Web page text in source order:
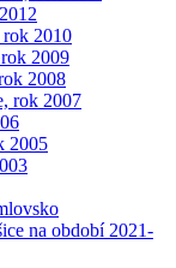
2010
2009
2008
rok 2007
2005
na období 2021-